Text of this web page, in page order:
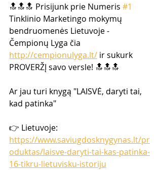
🔝🔝🔝 Prisijunk prie Numeris #1
Tinklinio Marketingo mokymų
bendruomenės Lietuvoje -
Čempionų Lyga čia
http://cempionulyga.lt/ ir sukurk
PROVERŽĮ savo versle! 🔝🔝🔝
Ar jau turi knygą "LAISVĖ, daryti tai,
kad patinka"
👉 Lietuvoje:
https://www.saviugdosknygynas.lt/pr
oduktas/laisve-daryti-tai-kas-patinka-
16-tikru-lietuvisku-istoriju